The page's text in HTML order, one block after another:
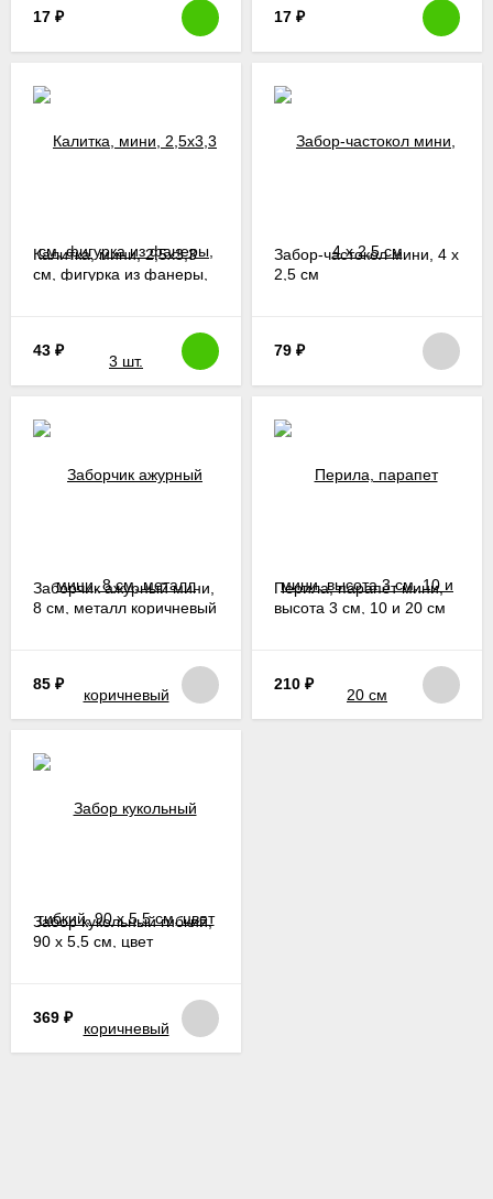
17 ₽ 17 ₽
Калитка, мини, 2,5х3,3
см, фигурка из фанеры,
43 ₽
Забор-частокол мини, 4 х
2,5 см
79 ₽
Заборчик ажурный мини,
8 см, металл коричневый
85 ₽
Перила, парапет мини,
высота 3 см, 10 и 20 см
210 ₽
Забор кукольный гибкий,
90 х 5,5 см, цвет
369 ₽